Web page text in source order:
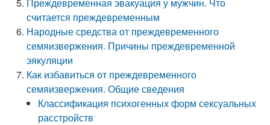
считается преждевременным
Народные средства от преждевременного
семяизвержения. Причины преждевременной
эякуляции
Как избавиться от преждевременного
семяизвержения. Общие сведения
Классификация психогенных форм сексуальных
расстройств